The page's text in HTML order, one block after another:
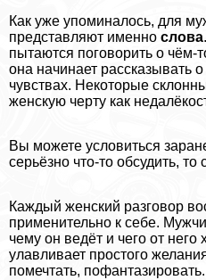
Как уже упоминалось, для
представляют именно слова
пытаются поговорить о чём-
она начинает рассказывать
чувствах. Некоторые
женскую черту как
Вы можете условиться
серьёзно что-то обсудить,
Каждый женский разговор
применительно к себе.
чему он ведёт и чего от него
улавливает простого
помечтать, пофантазировать.